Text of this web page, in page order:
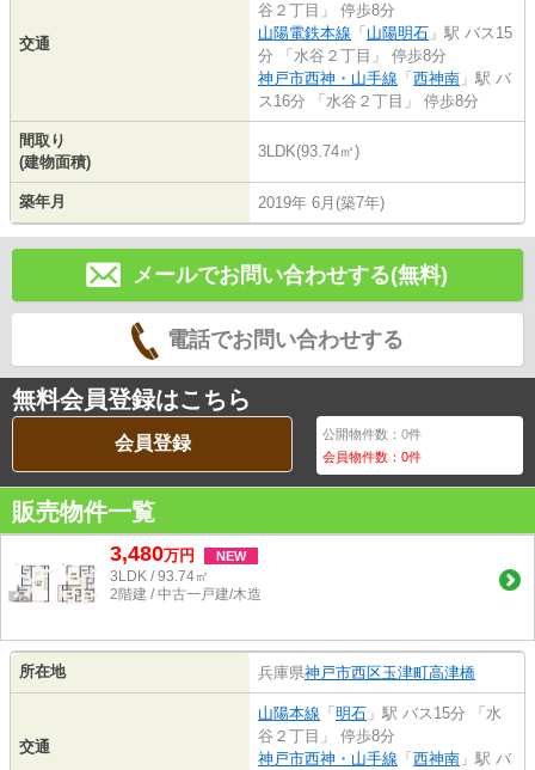
交通
谷２丁目」 停歩8分
山陽電鉄本線 「 山陽明石 」駅 バス15
分 「水谷２丁目」 停歩8分
神戸市西神・山手線 「 西神南 」駅 バ
ス16分 「水谷２丁目」 停歩8分
間取り
(建物面積)
3LDK(93.74㎡)
築年月 2019年 6月(築7年)
メールでお問い合わせする(無料)
電話でお問い合わせする
無料会員登録はこちら
会員登録 公開物件数：0件
会員物件数：0件
販売物件一覧
3,480万円 NEW
3LDK / 93.74㎡
2階建 / 中古一戸建/木造
所在地 兵庫県神戸市西区玉津町高津橋
交通
山陽本線 「 明石 」駅 バス15分 「水
谷２丁目」 停歩8分
神戸市西神・山手線 「 西神南 」駅 バ